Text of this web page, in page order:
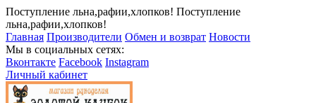
Поступление льна,рафии,хлопков! Поступление
льна,рафии,хлопков!
Главная Производители Обмен и возврат Новости
Мы в социальных сетях:
Вконтакте Facebook Instagram
Личный кабинет